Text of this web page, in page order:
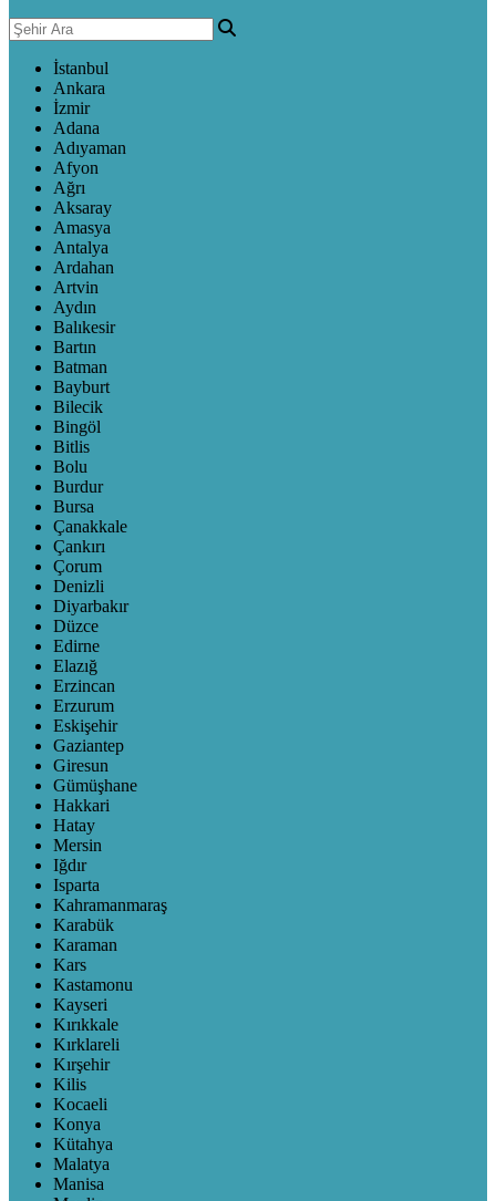
İstanbul
Ankara
İzmir
Adana
Adıyaman
Afyon
Ağrı
Aksaray
Amasya
Antalya
Ardahan
Artvin
Aydın
Balıkesir
Bartın
Batman
Bayburt
Bilecik
Bingöl
Bitlis
Bolu
Burdur
Bursa
Çanakkale
Çankırı
Çorum
Denizli
Diyarbakır
Düzce
Edirne
Elazığ
Erzincan
Erzurum
Eskişehir
Gaziantep
Giresun
Gümüşhane
Hakkari
Hatay
Mersin
Iğdır
Isparta
Kahramanmaraş
Karabük
Karaman
Kars
Kastamonu
Kayseri
Kırıkkale
Kırklareli
Kırşehir
Kilis
Kocaeli
Konya
Kütahya
Malatya
Manisa